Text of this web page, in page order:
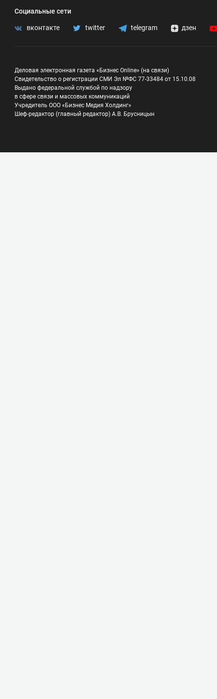
Социальные сети
вконтакте twitter telegram дзен
Деловая электронная газета «Бизнес Online» (на связи)
Свидетельство о регистрации СМИ Эл №ФС 77-33484 от 15.10.08
Выдано федеральной службой по надзору
в сфере связи и массовых коммуникаций
Учредитель ООО «Бизнес Медия Холдинг»
Шеф-редактор (главный редактор) А.В. Брусницын